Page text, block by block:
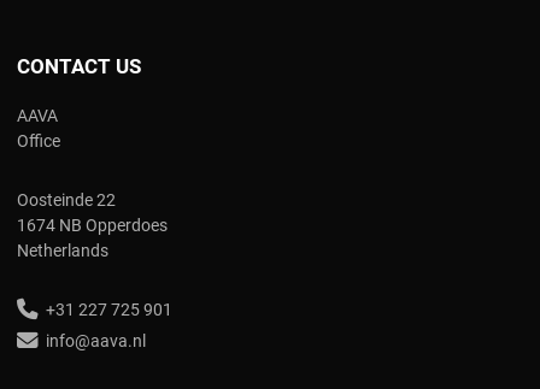
CONTACT US
AAVA
Office
Oosteinde 22
1674 NB Opperdoes
Netherlands
+31 227 725 901
info@aava.nl